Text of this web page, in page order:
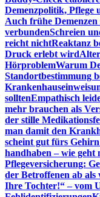
Demenzpolitik, Pflege
Auch frühe
verbundenSchreien
reicht nichtReaktanz
Druck erlebt wird
HörproblemWarum
Standortbestimmung
solltenEmpathisch
mehr brauchen als
der stille
man damit den
scheint gut fürs Gehirn
handhaben – wie geht
Pflegeversicherung:
der Betroffenen ab als
Ihre Tochter!“ – vom